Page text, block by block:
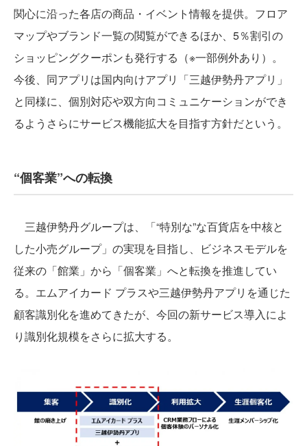
関心に沿った各店の商品・イベント情報を提供。フロア
マップやブランド一覧の閲覧ができるほか、5％割引の
ショッピングクーポンも発行する（※一部例外あり）。
今後、同アプリは国内向けアプリ「三越伊勢丹アプリ」
と同様に、個別対応や双方向コミュニケーションができ
るようさらにサービス機能拡大を目指す方針だという。
“個客業”への転換
三越伊勢丹グループは、「“特別な”な百貨店を中核と
した小売グループ」の実現を目指し、ビジネスモデルを
従来の「館業」から「個客業」へと転換を推進してい
る。エムアイカード プラスや三越伊勢丹アプリを通じた
顧客識別化を進めてきたが、今回の新サービス導入によ
り識別化規模をさらに拡大する。